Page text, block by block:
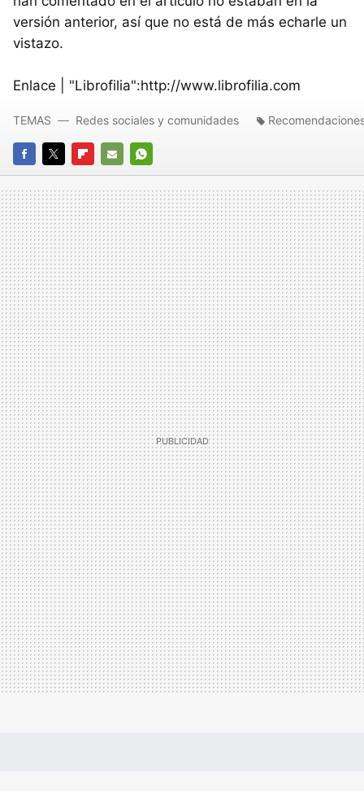
versión anterior, así que no está de más echarle un
vistazo.
Enlace | "Librofilia":http://www.librofilia.com
FACEBOOK
TWITTERFLIPBOARD
E-
MAIL
WHATSAPP
TEMAS Redes sociales y comunidades